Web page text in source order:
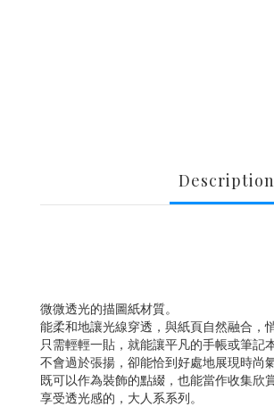
Description
微微透光的描圖紙材質。
能柔和地讓光線穿透，與紙頁自然融合，
只需輕輕一貼，就能讓平凡的手帳或筆記
不會過於張揚，卻能恰到好處地展現時尚氣
既可以作為裝飾的點綴，也能當作收集欣
享受透光感的，大人系系列。